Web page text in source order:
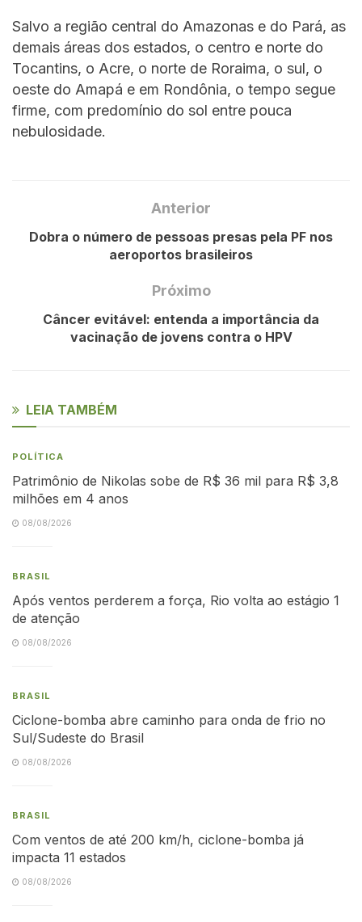
Salvo a região central do Amazonas e do Pará, as
demais áreas dos estados, o centro e norte do
Tocantins, o Acre, o norte de Roraima, o sul, o
oeste do Amapá e em Rondônia, o tempo segue
firme, com predomínio do sol entre pouca
nebulosidade.
Anterior
Dobra o número de pessoas presas pela PF nos
aeroportos brasileiros
Próximo
Câncer evitável: entenda a importância da
vacinação de jovens contra o HPV
LEIA TAMBÉM
POLÍTICA
Patrimônio de Nikolas sobe de R$ 36 mil para R$ 3,8
milhões em 4 anos
08/08/2026
BRASIL
Após ventos perderem a força, Rio volta ao estágio 1
de atenção
08/08/2026
BRASIL
Ciclone-bomba abre caminho para onda de frio no
Sul/Sudeste do Brasil
08/08/2026
BRASIL
Com ventos de até 200 km/h, ciclone-bomba já
impacta 11 estados
08/08/2026